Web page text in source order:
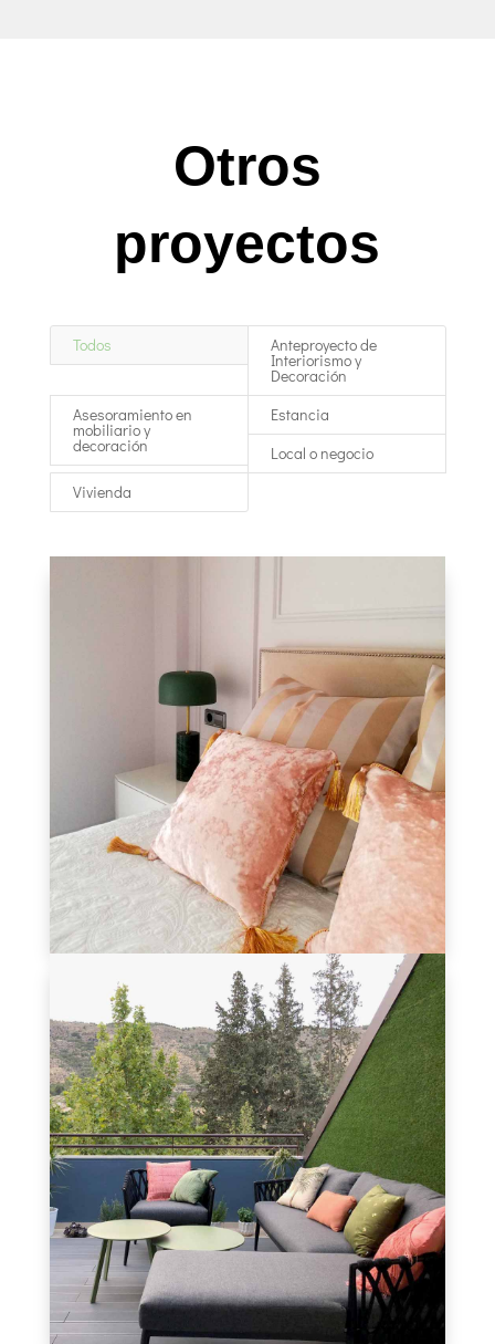
Otros
proyectos
Todos Anteproyecto de
Interiorismo y
Decoración
Asesoramiento en
mobiliario y
decoración
Estancia
Local o negocio
Vivienda